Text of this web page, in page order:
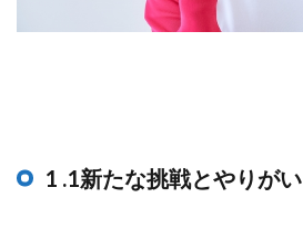
1 .1新たな挑戦とやりがい